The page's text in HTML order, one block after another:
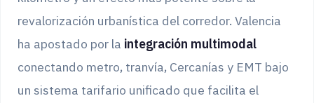
revalorización urbanística del corredor. Valencia
ha apostado por la integración multimodal
conectando metro, tranvía, Cercanías y EMT bajo
un sistema tarifario unificado que facilita el